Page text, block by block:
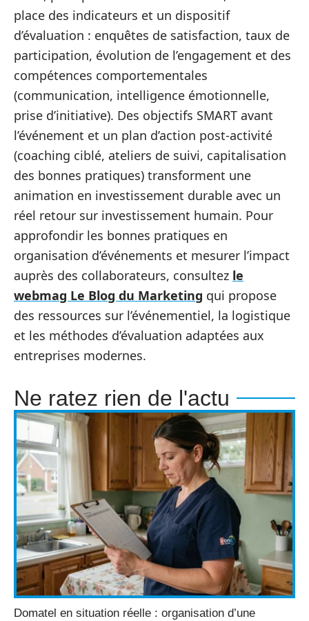
place des indicateurs et un dispositif
d’évaluation : enquêtes de satisfaction, taux de
participation, évolution de l’engagement et des
compétences comportementales
(communication, intelligence émotionnelle,
prise d’initiative). Des objectifs SMART avant
l’événement et un plan d’action post‑activité
(coaching ciblé, ateliers de suivi, capitalisation
des bonnes pratiques) transforment une
animation en investissement durable avec un
réel retour sur investissement humain. Pour
approfondir les bonnes pratiques en
organisation d’événements et mesurer l’impact
auprès des collaborateurs, consultez le
webmag Le Blog du Marketing qui propose
des ressources sur l’événementiel, la logistique
et les méthodes d’évaluation adaptées aux
entreprises modernes.
Ne ratez rien de l'actu
Domatel en situation réelle : organisation d’une